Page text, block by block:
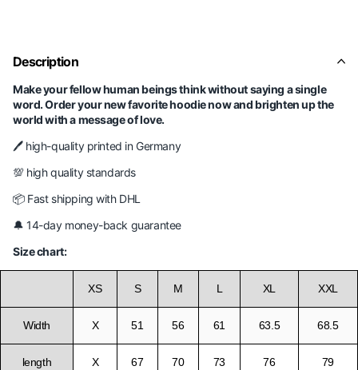
Description
Make your fellow human beings think without saying a single
word. Order your new favorite hoodie now and brighten up the
world with a message of love.
🖊️ high-quality printed in Germany
💯 high quality standards
📦 Fast shipping with DHL
🔔 14-day money-back guarantee
Size chart:
XS S M L XL XXL
Width X 51 56 61 63.5 68.5
length X 67 70 73 76 79